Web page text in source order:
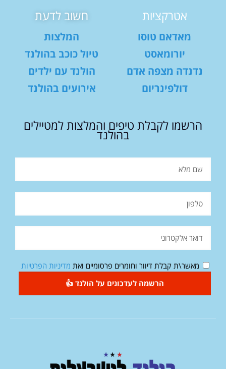
אטרקציות
מאדאם טוסו
יורומאסט
נדנדה מצפה אדם
דולפינריום
חשוב לדעת
המלצות
טיול כוכב בהולנד
הולנד עם ילדים
אירועים בהולנד
הרשמו לקבלת טיפים והמלצות למטיילים
בהולנד
מאשר\ת קבלת דיוור וחומרים פרסומיים ואת מדיניות הפרטיות
הרשמה לעדכונים על הולנד 👍